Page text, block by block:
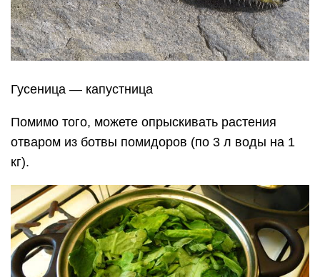
Гусеница — капустница
Помимо того, можете опрыскивать растения
отваром из ботвы помидоров (по 3 л воды на 1
кг).